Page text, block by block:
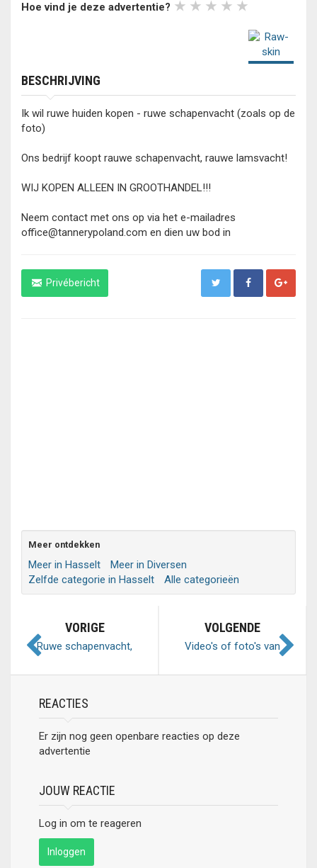
Hoe vind je deze advertentie?
BESCHRIJVING
Ik wil ruwe huiden kopen - ruwe schapenvacht (zoals op de
foto)
Ons bedrijf koopt rauwe schapenvacht, rauwe lamsvacht!
WIJ KOPEN ALLEEN IN GROOTHANDEL!!!
Neem contact met ons op via het e-mailadres
office@tannerypoland.com en dien uw bod in
Privébericht
Meer ontdekken
Meer in Hasselt
Meer in Diversen
Zelfde categorie in Hasselt
Alle categorieën
VORIGE
Ruwe schapenvacht,
lamsvellen
VOLGENDE
Video's of foto's van
REACTIES
Er zijn nog geen openbare reacties op deze
advertentie
JOUW REACTIE
Log in om te reageren
Inloggen